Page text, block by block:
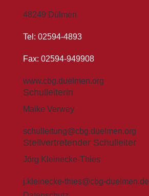
48249 Dülmen
Tel: 02594-4893
Fax: 02594-949908
www.cbg.duelmen.org
Schulleiterin
Maike Verwey
schulleitung@cbg.duelmen.org
Stellvertretender Schulleiter
Jörg Kleinecke-Thies
j.kleinecke-thies@cbg-duelmen.de